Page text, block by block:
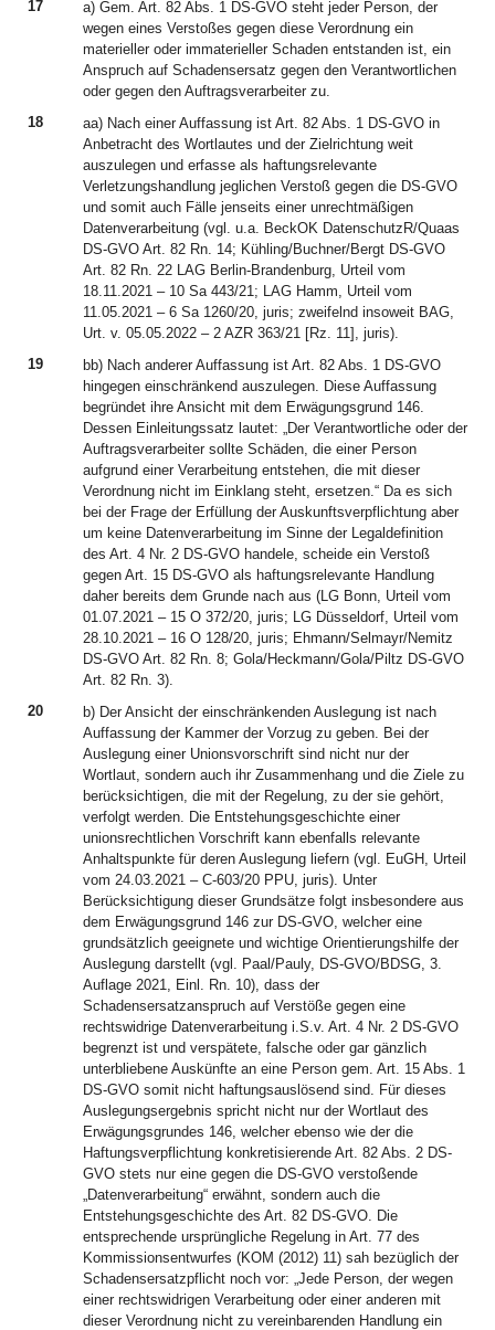
17
a) Gem. Art. 82 Abs. 1 DS-GVO steht jeder Person, der
wegen eines Verstoßes gegen diese Verordnung ein
materieller oder immaterieller Schaden entstanden ist, ein
Anspruch auf Schadensersatz gegen den Verantwortlichen
oder gegen den Auftragsverarbeiter zu.
18
aa) Nach einer Auffassung ist Art. 82 Abs. 1 DS-GVO in
Anbetracht des Wortlautes und der Zielrichtung weit
auszulegen und erfasse als haftungsrelevante
Verletzungshandlung jeglichen Verstoß gegen die DS-GVO
und somit auch Fälle jenseits einer unrechtmäßigen
Datenverarbeitung (vgl. u.a. BeckOK DatenschutzR/Quaas
DS-GVO Art. 82 Rn. 14; Kühling/Buchner/Bergt DS-GVO
Art. 82 Rn. 22 LAG Berlin-Brandenburg, Urteil vom
18.11.2021 – 10 Sa 443/21; LAG Hamm, Urteil vom
11.05.2021 – 6 Sa 1260/20, juris; zweifelnd insoweit BAG,
Urt. v. 05.05.2022 – 2 AZR 363/21 [Rz. 11], juris).
19
bb) Nach anderer Auffassung ist Art. 82 Abs. 1 DS-GVO
hingegen einschränkend auszulegen. Diese Auffassung
begründet ihre Ansicht mit dem Erwägungsgrund 146.
Dessen Einleitungssatz lautet: „Der Verantwortliche oder der
Auftragsverarbeiter sollte Schäden, die einer Person
aufgrund einer Verarbeitung entstehen, die mit dieser
Verordnung nicht im Einklang steht, ersetzen.“ Da es sich
bei der Frage der Erfüllung der Auskunftsverpflichtung aber
um keine Datenverarbeitung im Sinne der Legaldefinition
des Art. 4 Nr. 2 DS-GVO handele, scheide ein Verstoß
gegen Art. 15 DS-GVO als haftungsrelevante Handlung
daher bereits dem Grunde nach aus (LG Bonn, Urteil vom
01.07.2021 – 15 O 372/20, juris; LG Düsseldorf, Urteil vom
28.10.2021 – 16 O 128/20, juris; Ehmann/Selmayr/Nemitz
DS-GVO Art. 82 Rn. 8; Gola/Heckmann/Gola/Piltz DS-GVO
Art. 82 Rn. 3).
20
b) Der Ansicht der einschränkenden Auslegung ist nach
Auffassung der Kammer der Vorzug zu geben. Bei der
Auslegung einer Unionsvorschrift sind nicht nur der
Wortlaut, sondern auch ihr Zusammenhang und die Ziele zu
berücksichtigen, die mit der Regelung, zu der sie gehört,
verfolgt werden. Die Entstehungsgeschichte einer
unionsrechtlichen Vorschrift kann ebenfalls relevante
Anhaltspunkte für deren Auslegung liefern (vgl. EuGH, Urteil
vom 24.03.2021 – C-603/20 PPU, juris). Unter
Berücksichtigung dieser Grundsätze folgt insbesondere aus
dem Erwägungsgrund 146 zur DS-GVO, welcher eine
grundsätzlich geeignete und wichtige Orientierungshilfe der
Auslegung darstellt (vgl. Paal/Pauly, DS-GVO/BDSG, 3.
Auflage 2021, Einl. Rn. 10), dass der
Schadensersatzanspruch auf Verstöße gegen eine
rechtswidrige Datenverarbeitung i.S.v. Art. 4 Nr. 2 DS-GVO
begrenzt ist und verspätete, falsche oder gar gänzlich
unterbliebene Auskünfte an eine Person gem. Art. 15 Abs. 1
DS-GVO somit nicht haftungsauslösend sind. Für dieses
Auslegungsergebnis spricht nicht nur der Wortlaut des
Erwägungsgrundes 146, welcher ebenso wie der die
Haftungsverpflichtung konkretisierende Art. 82 Abs. 2 DS-
GVO stets nur eine gegen die DS-GVO verstoßende
„Datenverarbeitung“ erwähnt, sondern auch die
Entstehungsgeschichte des Art. 82 DS-GVO. Die
entsprechende ursprüngliche Regelung in Art. 77 des
Kommissionsentwurfes (KOM (2012) 11) sah bezüglich der
Schadensersatzpflicht noch vor: „Jede Person, der wegen
einer rechtswidrigen Verarbeitung oder einer anderen mit
dieser Verordnung nicht zu vereinbarenden Handlung ein